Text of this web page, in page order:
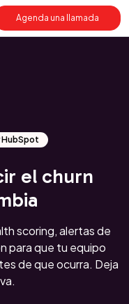
Agenda una llamada
HubSpot
el churn
scoring, alertas de
para que tu equipo
de que ocurra. Deja